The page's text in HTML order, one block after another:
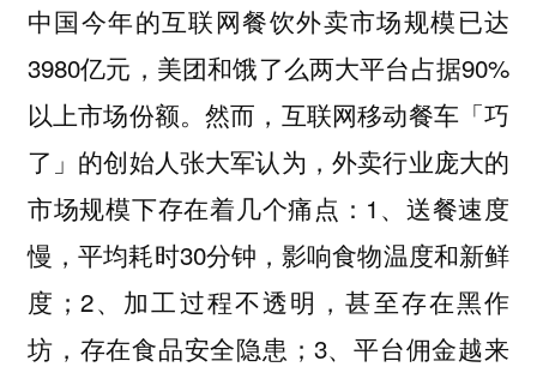
中国今年的互联网餐饮外卖市场规模已达
3980亿元，美团和饿了么两大平台占据90%
以上市场份额。然而，互联网移动餐车「巧
了」的创始人张大军认为，外卖行业庞大的
市场规模下存在着几个痛点： 1、送餐速度
慢，平均耗时30分钟，影响食物温度和新鲜
度；2、加工过程不透明，甚至存在黑作
坊，存在食品安全隐患；3、平台佣金越来